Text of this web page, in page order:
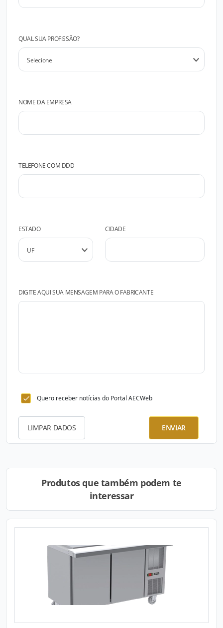
QUAL SUA PROFISSÃO?
NOME DA EMPRESA
TELEFONE COM DDD
ESTADO CIDADE
DIGITE AQUI SUA MENSAGEM PARA O FABRICANTE
Quero receber notícias do Portal AECWeb
LIMPAR DADOS ENVIAR
Produtos que também podem te
interessar